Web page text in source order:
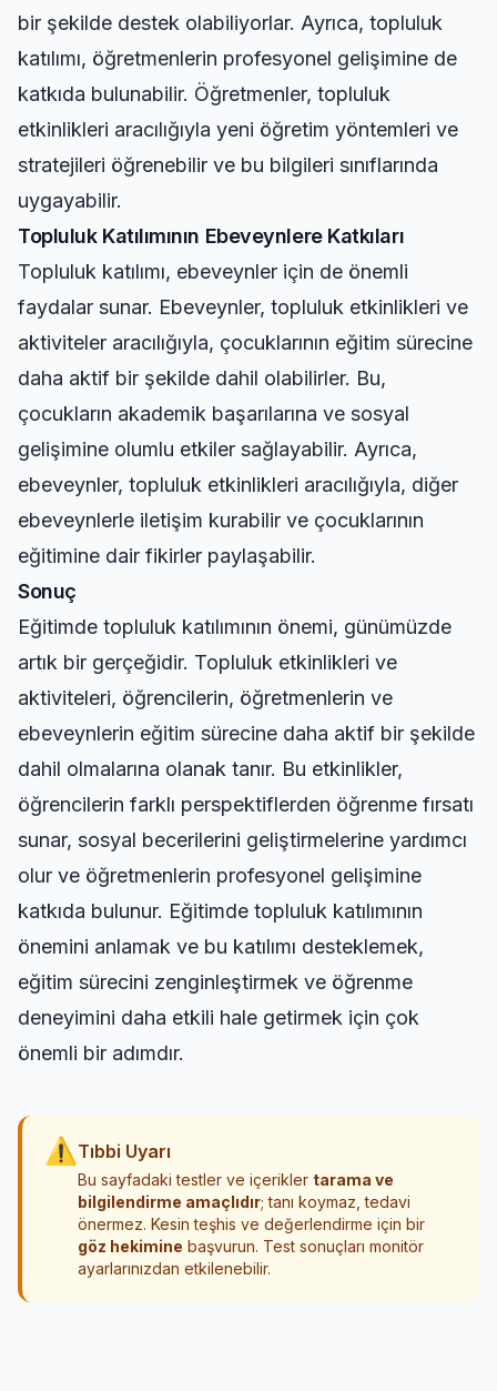
bir şekilde destek olabiliyorlar. Ayrıca, topluluk
katılımı, öğretmenlerin profesyonel gelişimine de
katkıda bulunabilir. Öğretmenler, topluluk
etkinlikleri aracılığıyla yeni öğretim yöntemleri ve
stratejileri öğrenebilir ve bu bilgileri sınıflarında
uygayabilir.
Topluluk Katılımının Ebeveynlere Katkıları
Topluluk katılımı, ebeveynler için de önemli
faydalar sunar. Ebeveynler, topluluk etkinlikleri ve
aktiviteler aracılığıyla, çocuklarının eğitim sürecine
daha aktif bir şekilde dahil olabilirler. Bu,
çocukların akademik başarılarına ve sosyal
gelişimine olumlu etkiler sağlayabilir. Ayrıca,
ebeveynler, topluluk etkinlikleri aracılığıyla, diğer
ebeveynlerle iletişim kurabilir ve çocuklarının
eğitimine dair fikirler paylaşabilir.
Sonuç
Eğitimde topluluk katılımının önemi, günümüzde
artık bir gerçeğidir. Topluluk etkinlikleri ve
aktiviteleri, öğrencilerin, öğretmenlerin ve
ebeveynlerin eğitim sürecine daha aktif bir şekilde
dahil olmalarına olanak tanır. Bu etkinlikler,
öğrencilerin farklı perspektiflerden öğrenme fırsatı
sunar, sosyal becerilerini geliştirmelerine yardımcı
olur ve öğretmenlerin profesyonel gelişimine
katkıda bulunur. Eğitimde topluluk katılımının
önemini anlamak ve bu katılımı desteklemek,
eğitim sürecini zenginleştirmek ve öğrenme
deneyimini daha etkili hale getirmek için çok
önemli bir adımdır.
⚠ Tıbbi Uyarı
Bu sayfadaki testler ve içerikler tarama ve
bilgilendirme amaçlıdır; tanı koymaz, tedavi
önermez. Kesin teşhis ve değerlendirme için bir
göz hekimine başvurun. Test sonuçları monitör
ayarlarınızdan etkilenebilir.